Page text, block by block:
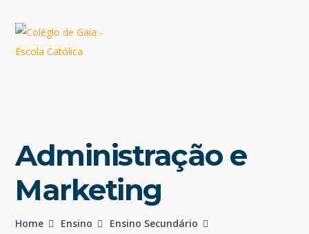
Administração e
Marketing
Home Ensino
Ensino Secundário